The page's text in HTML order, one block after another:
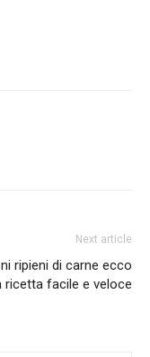
Next article
ripieni di carne ecco
ricetta facile e veloce